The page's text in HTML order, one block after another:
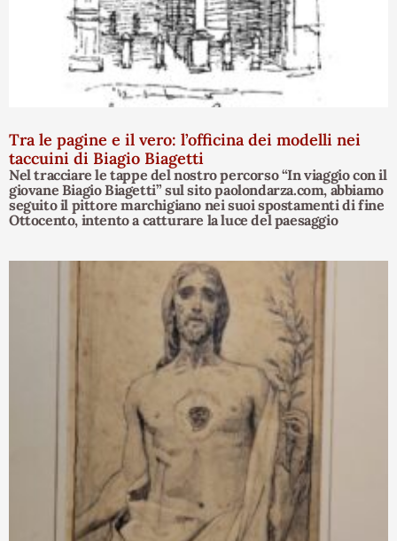
Tra le pagine e il vero: l’officina dei modelli nei
taccuini di Biagio Biagetti
Nel tracciare le tappe del nostro percorso “In viaggio con il
giovane Biagio Biagetti” sul sito paolondarza.com, abbiamo
seguito il pittore marchigiano nei suoi spostamenti di fine
Ottocento, intento a catturare la luce del paesaggio